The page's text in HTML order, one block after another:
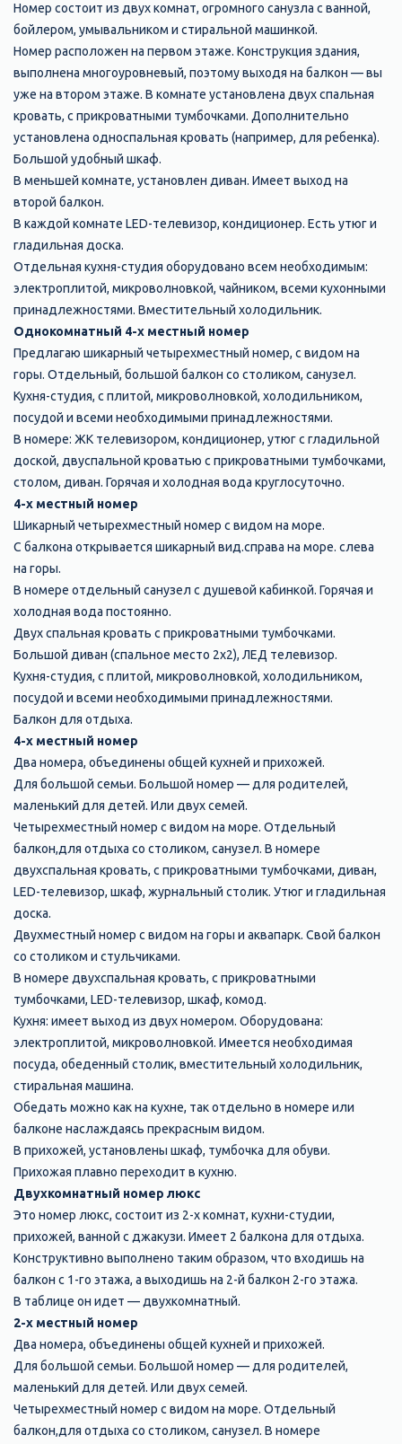
Номер состоит из двух комнат, огромного санузла с ванной,
бойлером, умывальником и стиральной машинкой.
Номер расположен на первом этаже. Конструкция здания,
выполнена многоуровневый, поэтому выходя на балкон — вы
уже на втором этаже. В комнате установлена двух спальная
кровать, с прикроватными тумбочками. Дополнительно
установлена односпальная кровать (например, для ребенка).
Большой удобный шкаф.
В меньшей комнате, установлен диван. Имеет выход на
второй балкон.
В каждой комнате LED-телевизор, кондиционер. Есть утюг и
гладильная доска.
Отдельная кухня-студия оборудовано всем необходимым:
электроплитой, микроволновкой, чайником, всеми кухонными
принадлежностями. Вместительный холодильник.
Однокомнатный 4-х местный номер
Предлагаю шикарный четырехместный номер, с видом на
горы. Отдельный, большой балкон со столиком, санузел.
Кухня-студия, с плитой, микроволновкой, холодильником,
посудой и всеми необходимыми принадлежностями.
В номере: ЖК телевизором, кондиционер, утюг с гладильной
доской, двуспальной кроватью с прикроватными тумбочками,
столом, диван. Горячая и холодная вода круглосуточно.
4-х местный номер
Шикарный четырехместный номер с видом на море.
С балкона открывается шикарный вид.справа на море. слева
на горы.
В номере отдельный санузел с душевой кабинкой. Горячая и
холодная вода постоянно.
Двух спальная кровать с прикроватными тумбочками.
Большой диван (спальное место 2х2), ЛЕД телевизор.
Кухня-студия, с плитой, микроволновкой, холодильником,
посудой и всеми необходимыми принадлежностями.
Балкон для отдыха.
4-х местный номер
Два номера, объединены общей кухней и прихожей.
Для большой семьи. Большой номер — для родителей,
маленький для детей. Или двух семей.
Четырехместный номер с видом на море. Отдельный
балкон,для отдыха со столиком, санузел. В номере
двухспальная кровать, с прикроватными тумбочками, диван,
LED-телевизор, шкаф, журнальный столик. Утюг и гладильная
доска.
Двухместный номер с видом на горы и аквапарк. Свой балкон
со столиком и стульчиками.
В номере двухспальная кровать, с прикроватными
тумбочками, LED-телевизор, шкаф, комод.
Кухня: имеет выход из двух номером. Оборудована:
электроплитой, микроволновкой. Имеется необходимая
посуда, обеденный столик, вместительный холодильник,
стиральная машина.
Обедать можно как на кухне, так отдельно в номере или
балконе наслаждаясь прекрасным видом.
В прихожей, установлены шкаф, тумбочка для обуви.
Прихожая плавно переходит в кухню.
Двухкомнатный номер люкс
Это номер люкс, состоит из 2-х комнат, кухни-студии,
прихожей, ванной с джакузи. Имеет 2 балкона для отдыха.
Конструктивно выполнено таким образом, что входишь на
балкон с 1-го этажа, а выходишь на 2-й балкон 2-го этажа.
В таблице он идет — двухкомнатный.
2-х местный номер
Два номера, объединены общей кухней и прихожей.
Для большой семьи. Большой номер — для родителей,
маленький для детей. Или двух семей.
Четырехместный номер с видом на море. Отдельный
балкон,для отдыха со столиком, санузел. В номере